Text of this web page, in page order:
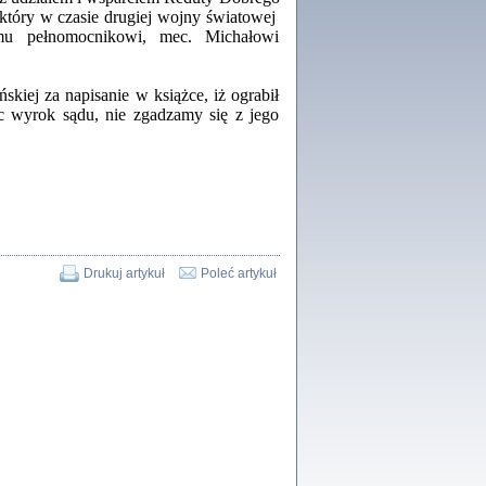
Zagłada Żydów.
Studia i Materiały
Bańkowska
w czasie drugiej wojny światowej
pełnomocnikowi, mec. Michałowi
za napisanie w książce, iż ograbił
wyrok sądu, nie zgadzamy się z jego
Drukuj artykuł Poleć artykuł